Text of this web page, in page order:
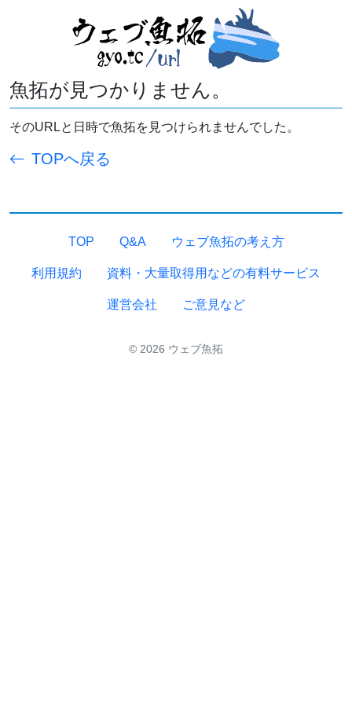
魚拓が見つかりません。
そのURLと日時で魚拓を見つけられませんでした。
TOPへ戻る
TOP Q&A ウェブ魚拓の考え方
利用規約 資料・大量取得用などの有料サービス
運営会社 ご意見など
© 2026 ウェブ魚拓